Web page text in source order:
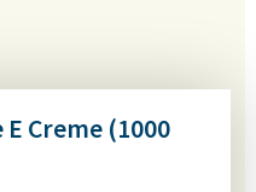
Creme (1000